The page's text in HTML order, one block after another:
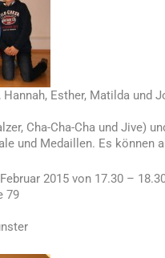
Esther, Matilda und
Cha-Cha-Cha und Jive)
und Medaillen. Es können
2015 von 17.30 –
79